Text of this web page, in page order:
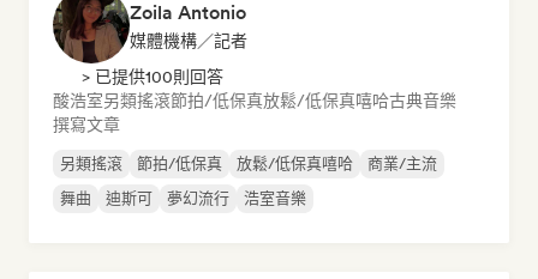
Zoila Antonio
媒體機構／記者
> 已提供100則回答
酸浩室另類搖滾節拍/低保真放鬆/低保真嘻哈古典音樂
撰寫文章
另類搖滾 節拍/低保真 放鬆/低保真嘻哈
商業/主流
舞曲
迪斯可 夢幻流行 浩室音樂